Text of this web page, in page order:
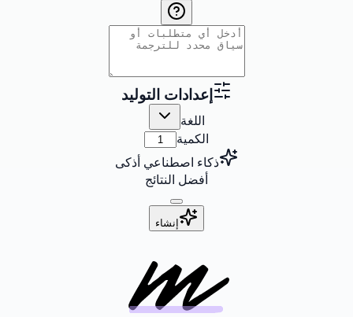
إعدادات التوليد
اللغة
الكمية
ذكاء اصطناعي أذكى
أفضل النتائج
إنشاء